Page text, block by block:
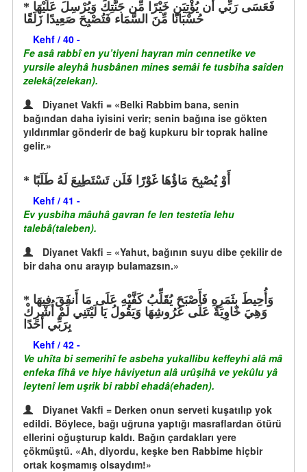
حُسْبَانًا مِّنَ السَّمَاء فَتُصْبِحَ صَعِيدًا زَلَقًا
Kehf / 40 -
Fe asâ rabbî en yu’tiyeni hayran min cennetike ve
yursile aleyhâ husbânen mines semâi fe tusbiha saîden
zelekâ(zelekan).
Diyanet Vakfi = «Belki Rabbim bana, senin
bağından daha iyisini verir; senin bağına ise gökten
yıldırımlar gönderir de bağ kupkuru bir toprak haline
gelir.»
أَوْ يُصْبِحَ مَاؤُهَا غَوْرًا فَلَن تَسْتَطِيعَ لَهُ طَلَبًا
Kehf / 41 -
Ev yusbiha mâuhâ gavran fe len testetîa lehu
talebâ(taleben).
Diyanet Vakfi = «Yahut, bağının suyu dibe çekilir de
bir daha onu arayıp bulamazsın.»
وَهِيَ خَاوِيَةٌ عَلَى عُرُوشِهَا وَيَقُولُ يَا لَيْتَنِي لَمْ أُشْرِكْ
بِرَبِّي أَحَدًا
Kehf / 42 -
Ve uhîta bi semerihî fe asbeha yukallibu keffeyhi alâ mâ
enfeka fîhâ ve hiye hâviyetun alâ urûşihâ ve yekûlu yâ
leytenî lem uşrik bi rabbî ehadâ(ehaden).
Diyanet Vakfi = Derken onun serveti kuşatılıp yok
edildi. Böylece, bağı uğruna yaptığı masraflardan ötürü
ellerini oğuşturup kaldı. Bağın çardakları yere
çökmüştü. «Ah, diyordu, keşke ben Rabbime hiçbir
ortak koşmamış olsaydım!»